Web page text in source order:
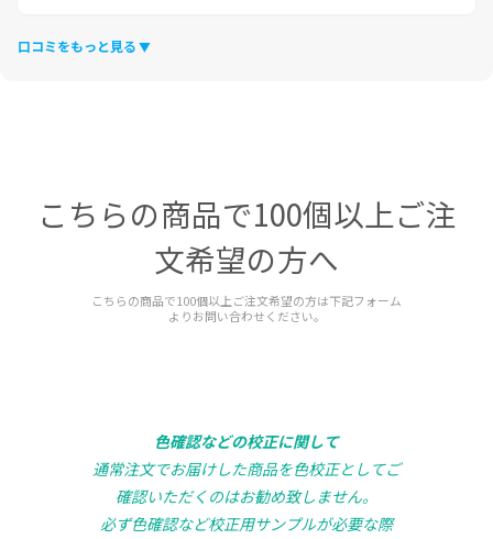
口コミをもっと見る
こちらの商品で100個以上ご注
文希望の方へ
こちらの商品で100個以上ご注文希望の方は下記フォーム
よりお問い合わせください。
色確認などの校正に関して
通常注文でお届けした商品を色校正としてご
確認いただくのはお勧め致しません。
必ず色確認など校正用サンプルが必要な際